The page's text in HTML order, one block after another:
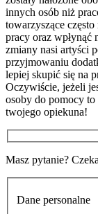
innych osób niż
towarzyszące
pracy oraz wpłynąć
zmiany nasi artyści
przyjmowaniu
lepiej skupić się na
Oczywiście, jeżeli
osoby do pomocy
twojego opiekuna!
Masz pytanie?
Dane personalne